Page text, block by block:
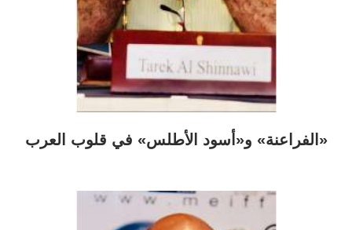
«الفراعنة» و«أسود الأطلس» في قلوب العرب